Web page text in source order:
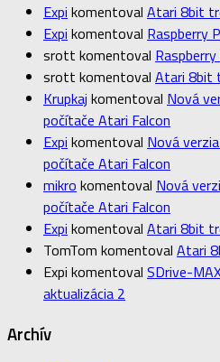
Expi komentoval Atari 8bit
Expi komentoval Raspberry
srott komentoval
srott komentoval Atari 8bit
Krupkaj komentoval Nová
počítače Atari Falcon
Expi komentoval Nová
počítače Atari Falcon
mikro komentoval Nová
počítače Atari Falcon
Expi komentoval Atari 8bit
TomTom komentoval Atari
Expi komentoval SDrive-
aktualizácia 2
Archív